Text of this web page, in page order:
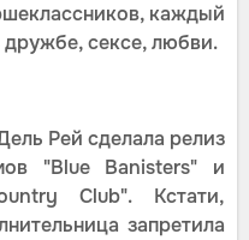
каждый
дружбе, сексе, любви.
Рей сделала релиз
"Blue Banisters" и
Club". Кстати,
запретила